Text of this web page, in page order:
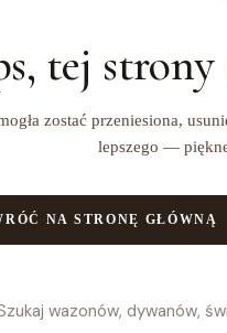
tej strony
zostać przeniesiona,
lepszego —
NA STRONĘ GŁÓWNĄ